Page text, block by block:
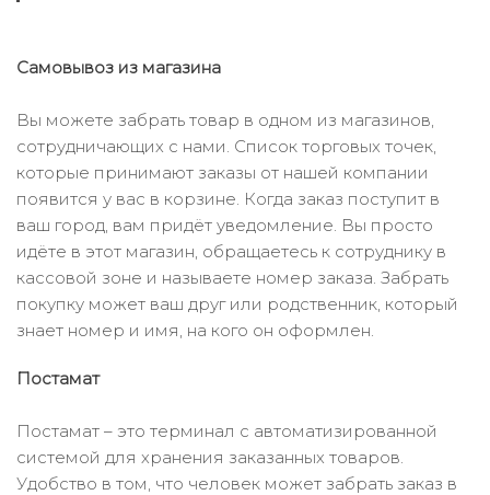
Самовывоз из магазина
Вы можете забрать товар в одном из магазинов,
сотрудничающих с нами. Список торговых точек,
которые принимают заказы от нашей компании
появится у вас в корзине. Когда заказ поступит в
ваш город, вам придёт уведомление. Вы просто
идёте в этот магазин, обращаетесь к сотруднику в
кассовой зоне и называете номер заказа. Забрать
покупку может ваш друг или родственник, который
знает номер и имя, на кого он оформлен.
Постамат
Постамат – это терминал с автоматизированной
системой для хранения заказанных товаров.
Удобство в том, что человек может забрать заказ в